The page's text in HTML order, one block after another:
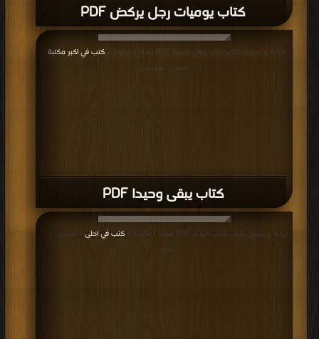
كتاب يوميات رجل يركض PDF
كتاب يبقى وحيدا PDF
قراءة و تحميل كتاب كتاب يبقى وحيدا PDF مجانا | مكتبة > كتب في اكبر مكتبة
التحميل : مرة/مرات
قراءة و تحميل كتاب كتاب البوكر PDF مجانا | مكتبة > كتب في احلى
| التحميل : مرة/
مرات